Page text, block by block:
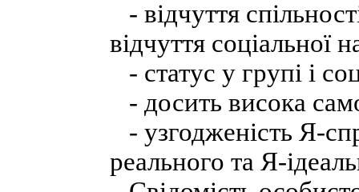
- відчуття
відчуття соціальної
- статус у групі і
- досить висока
- узгодженість Я-
реального та Я-